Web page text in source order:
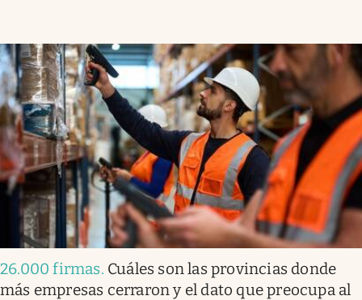
26.000 firmas. Cuáles son las provincias donde
más empresas cerraron y el dato que preocupa al